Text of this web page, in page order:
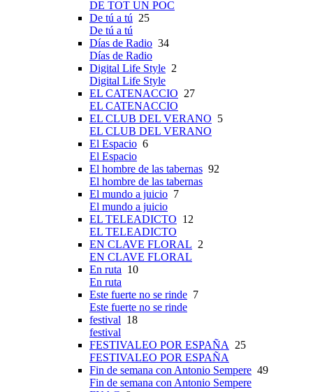
DE TOT UN POC
De tú a tú 25
De tú a tú
Días de Radio 34
Días de Radio
Digital Life Style 2
Digital Life Style
EL CATENACCIO 27
EL CATENACCIO
EL CLUB DEL VERANO 5
EL CLUB DEL VERANO
El Espacio 6
El Espacio
El hombre de las tabernas 92
El hombre de las tabernas
El mundo a juicio 7
El mundo a juicio
EL TELEADICTO 12
EL TELEADICTO
EN CLAVE FLORAL 2
EN CLAVE FLORAL
En ruta 10
En ruta
Este fuerte no se rinde 7
Este fuerte no se rinde
festival 18
festival
FESTIVALEO POR ESPAÑA
25
FESTIVALEO POR ESPAÑA
Fin de semana con Antonio Sempere 49
Fin de semana con Antonio Sempere